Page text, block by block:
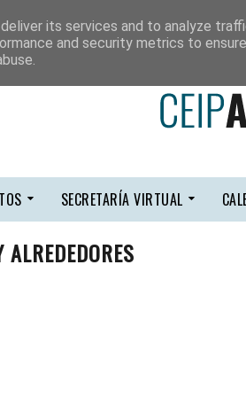
SECRETARÍA VIRTUAL
its services and to analyze
and security metrics to